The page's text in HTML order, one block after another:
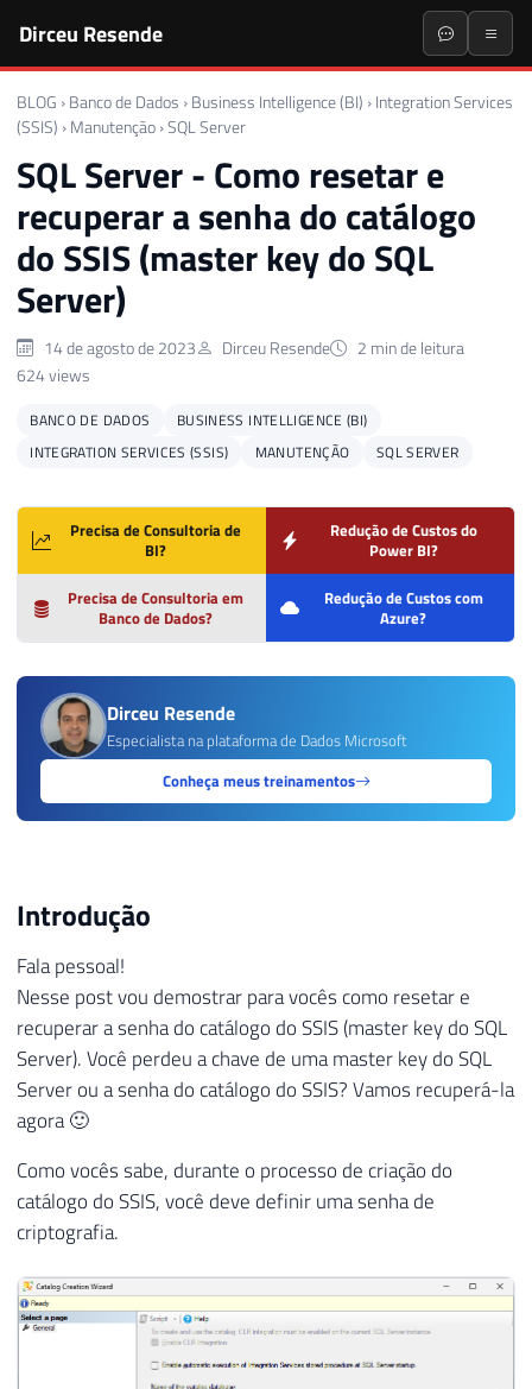
Dirceu Resende
BLOG › Banco de Dados › Business Intelligence (BI) › Integration Services
(SSIS) › Manutenção ›SQL Server
SQL Server - Como resetar e
recuperar a senha do catálogo
do SSIS (master key do SQL
Server)
14 de agosto de 2023 Dirceu Resende
2 min de leitura
624 views
BANCO DE DADOS
BUSINESS INTELLIGENCE (BI)
INTEGRATION SERVICES (SSIS)
MANUTENÇÃO SQL SERVER
Precisa de Consultoria de
BI?
Redução de Custos do
Power BI?
Precisa de Consultoria em
Banco de Dados?
Redução de Custos com
Azure?
Dirceu Resende
Especialista na plataforma de Dados Microsoft
Conheça meus treinamentos
Introdução
Fala pessoal!
Nesse post vou demostrar para vocês como resetar e
recuperar a senha do catálogo do SSIS (master key do SQL
Server). Você perdeu a chave de uma master key do SQL
Server ou a senha do catálogo do SSIS? Vamos recuperá-la
agora 🙂
Como vocês sabe, durante o processo de criação do
catálogo do SSIS, você deve definir uma senha de
criptografia.